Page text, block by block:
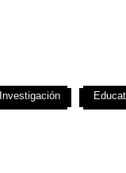
Investigación